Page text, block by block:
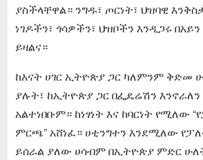
ያስችላቸዋል። ንግዱ፣ ጦርነት፣ ህዝባዊ
ነገዶችን፣ ጎሳዎችን፣ ህዝቦችን እንዲጋሩ
ይዛልና።
ከእናት ሀገር ኢትዮጵያ ጋር ካለምንም ቅድመ
ያሉት፣ ከኢትዮጵያ ጋር በፌዴሬሽን
አልተነበቡም። ከነፃነት እና ከባርነት የሚለው
ምርጫ” አሸነፈ። ሀቲንግተን እንደሚለው
ይሰራል ያለው ሀሳብም በኢትዮጵያ ምድር